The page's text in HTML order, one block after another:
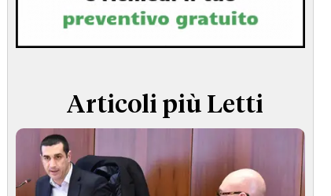
TERMINI e CONDIZIONI
Articoli più Letti